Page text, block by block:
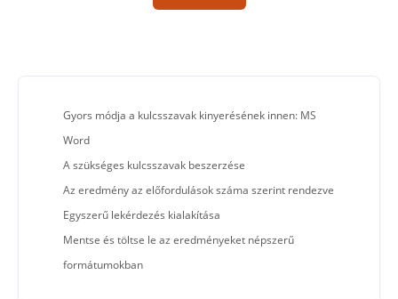
Gyors módja a kulcsszavak kinyerésének innen: MS
Word
A szükséges kulcsszavak beszerzése
Az eredmény az előfordulások száma szerint rendezve
Egyszerű lekérdezés kialakítása
Mentse és töltse le az eredményeket népszerű
formátumokban